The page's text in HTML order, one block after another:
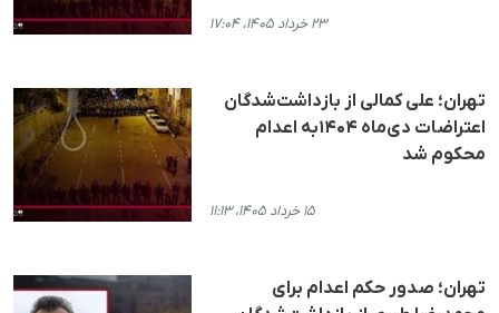
۲۳ خرداد ۱۴۰۵، ۱۷:۰۴
تهران؛ علی کمالی از بازداشت‌شدگان
اعتراضات دی‌ماه ۱۴۰۴به اعدام
محکوم شد
۱۵ خرداد ۱۴۰۵، ۱۱:۱۳
تهران؛ صدور حکم اعدام برای